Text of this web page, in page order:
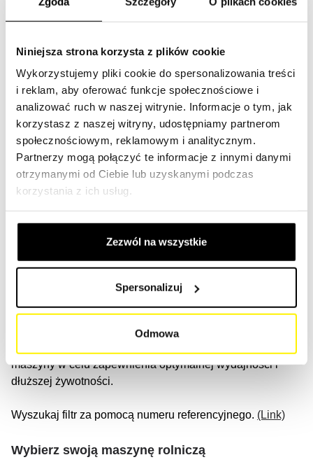
Niniejsza strona korzysta z plików cookie
Wykorzystujemy pliki cookie do spersonalizowania treści
i reklam, aby oferować funkcje społecznościowe i
analizować ruch w naszej witrynie. Informacje o tym, jak
korzystasz z naszej witryny, udostępniamy partnerom
społecznościowym, reklamowym i analitycznym.
Partnerzy mogą połączyć te informacje z innymi danymi
otrzymanymi od Ciebie lub uzyskanymi podczas
korzystania z ich usług.
Zezwól na wszystkie
Spersonalizuj
Odmowa
Gwarancja dłuższej żywotności i lepszej wydajności.
cząstek stałych spełniających wszystkie wymagania
maszyn napędzanych silnikiem, takich jak maszyny
rolnicze. Podobnie jak w przypadku maszyn budowlanych,
zastosowanie filtrów w maszynach rolniczych ma
kluczowe znaczenie dla zapewnienia ich skutecznej i
wydajnej pracy.
Nasza oferta filtrów dla maszyn rolniczych
Maszyny rolnicze potrzebują systemów filtrujących, takich
oleju, filtr paliwa, filtr niebieski, filtr kabinowy, filtr
przekładniowy i filtr osuszacza, aby osiągnąć optymalną
Utrzymanie w dobrym stanie systemów mikrofiltracji,
hydraulicznych, smarowania i filtrowania przyczynia się do
maszyny w celu zapewnienia optymalnej wydajności i
dłuższej żywotności.
Wyszukaj filtr za pomocą numeru referencyjnego. (Link)
Wybierz swoją maszynę rolniczą